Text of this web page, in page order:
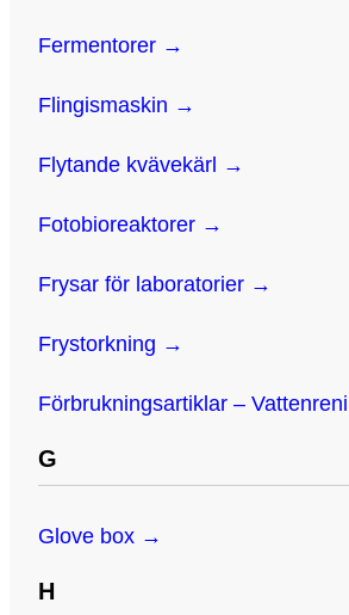
Fermentorer →
Flingismaskin →
Flytande kvävekärl →
Fotobioreaktorer →
Frysar för laboratorier →
Frystorkning →
Förbrukningsartiklar –
G
Glove box →
H